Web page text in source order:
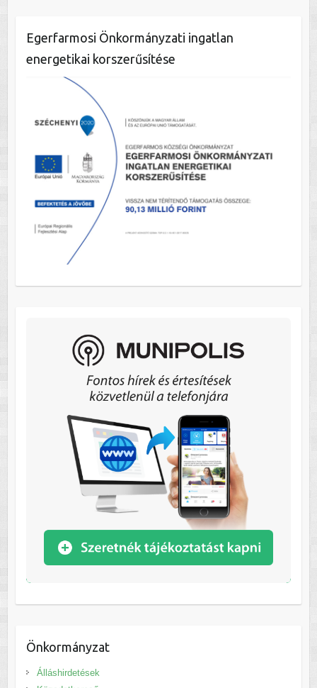
Egerfarmosi Önkormányzati ingatlan
energetikai korszerűsítése
Önkormányzat
Álláshirdetések